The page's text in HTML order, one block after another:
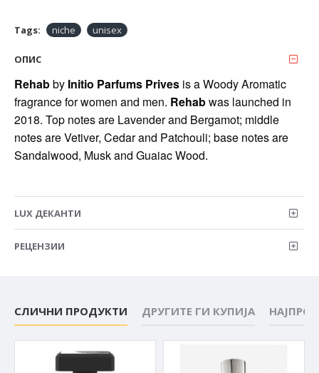
Tags: niche unisex
ОПИС
Rehabby Initio Parfums Prives is a Woody Aromatic
fragrance for women and men. Rehabwas launched in
2018. Top notes are Lavender and Bergamot; middle
notes are Vetiver, Cedar and Patchouli; base notes are
Sandalwood, Musk and Guaiac Wood.
LUX ДЕКАНТИ
РЕЦЕНЗИИ
СЛИЧНИ ПРОДУКТИ ДРУГИТЕ ГИ КУПИЈА